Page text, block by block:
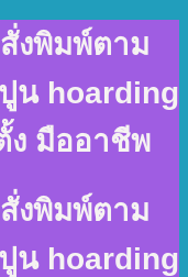
งพิมพ์ตาม
น hoarding
มืออาชีพ
งพิมพ์ตาม
น hoarding